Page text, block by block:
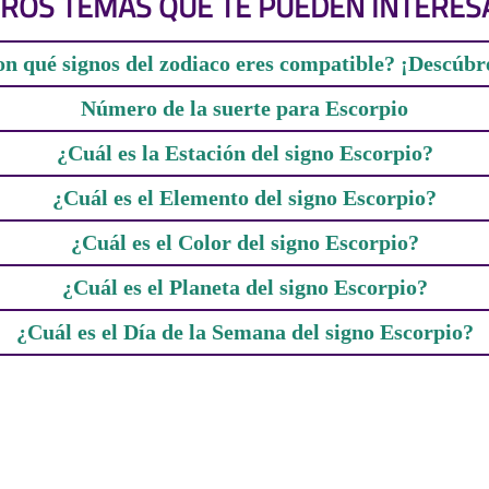
qué signos del zodiaco eres compatible?
Número de la suerte para Escorpio
¿Cuál es la Estación del signo Escorpio?
¿Cuál es el Elemento del signo Escorpio?
¿Cuál es el Color del signo Escorpio?
¿Cuál es el Planeta del signo Escorpio?
¿Cuál es el Día de la Semana del signo Escorpio?